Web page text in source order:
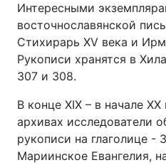
Интересными
восточнославянской
Стихирарь XV века и
Рукописи хранятся в
307 и 308.
В конце XIX – в начале
архивах исследователи
рукописи на глаголице -
Мариинское Евангелия,